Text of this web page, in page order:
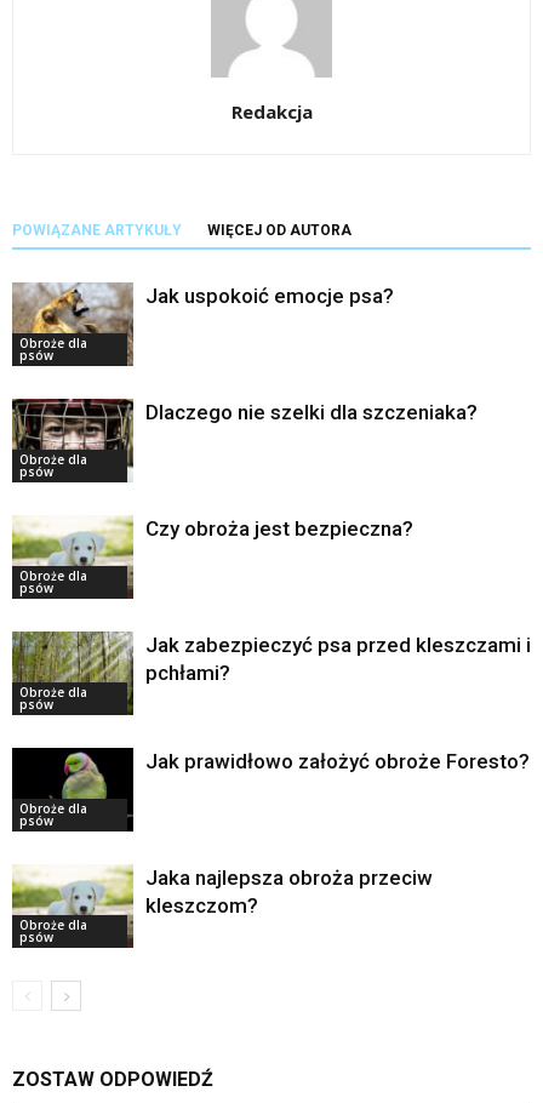
Redakcja
POWIĄZANE ARTYKUŁY WIĘCEJ OD AUTORA
Obroże dla
psów
Jak uspokoić emocje psa?
Obroże dla
psów
Dlaczego nie szelki dla szczeniaka?
Obroże dla
psów
Czy obroża jest bezpieczna?
Obroże dla
psów
Jak zabezpieczyć psa przed kleszczami i
pchłami?
Obroże dla
psów
Jak prawidłowo założyć obroże Foresto?
Obroże dla
psów
Jaka najlepsza obroża przeciw
kleszczom?
ZOSTAW ODPOWIEDŹ